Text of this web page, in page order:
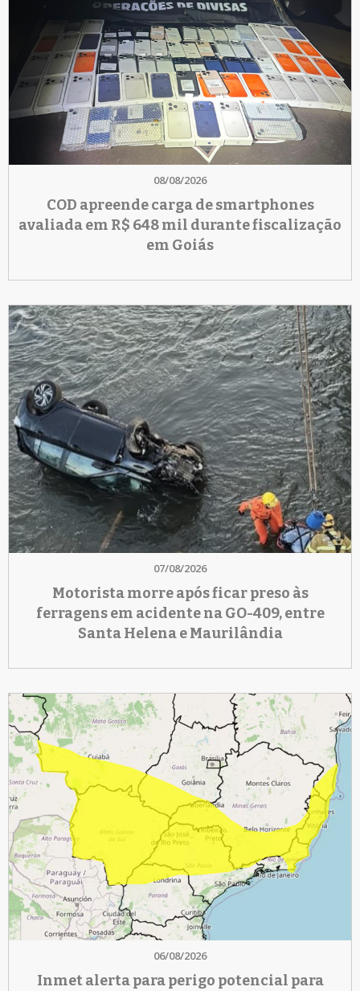
08/08/2026
COD apreende carga de smartphones
avaliada em R$ 648 mil durante fiscalização
em Goiás
07/08/2026
Motorista morre após ficar preso às
ferragens em acidente na GO-409, entre
Santa Helena e Maurilândia
06/08/2026
Inmet alerta para perigo potencial para